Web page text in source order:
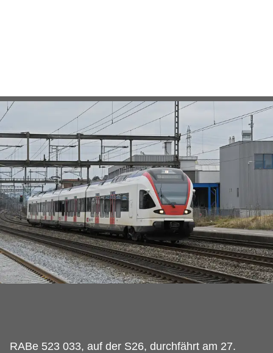
RABe 523 033, auf der S26, durchfährt am 27.